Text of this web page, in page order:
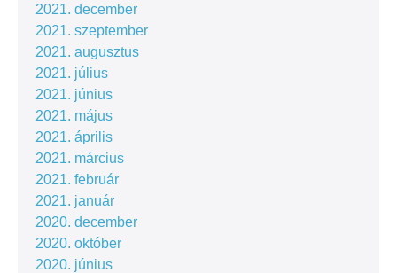
2021. december
2021. szeptember
2021. augusztus
2021. július
2021. június
2021. május
2021. április
2021. március
2021. február
2021. január
2020. december
2020. október
2020. június